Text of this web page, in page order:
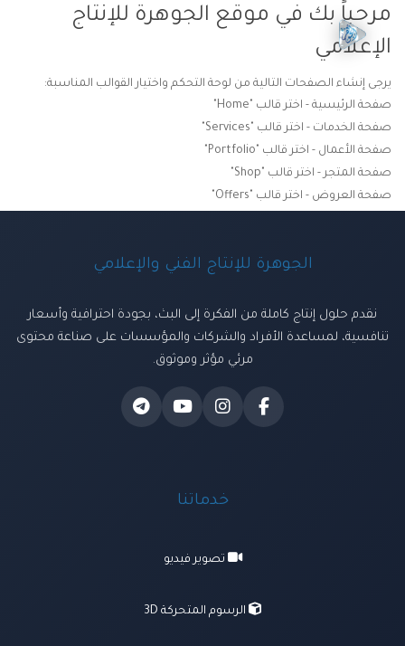
مرحباً بك في موقع الجوهرة للإنتاج
الإعلامي
يرجى إنشاء الصفحات التالية من لوحة التحكم واختيار القوالب المناسبة:
صفحة الرئيسية - اختر قالب "Home"
صفحة الخدمات - اختر قالب "Services"
صفحة الأعمال - اختر قالب "Portfolio"
صفحة المتجر - اختر قالب "Shop"
صفحة العروض - اختر قالب "Offers"
الجوهرة للإنتاج الفني والإعلامي
نقدم حلول إنتاج كاملة من الفكرة إلى البث، بجودة احترافية وأسعار
تنافسية، لمساعدة الأفراد والشركات والمؤسسات على صناعة محتوى
مرئي مؤثر وموثوق.
خدماتنا
تصوير فيديو
الرسوم المتحركة 3D